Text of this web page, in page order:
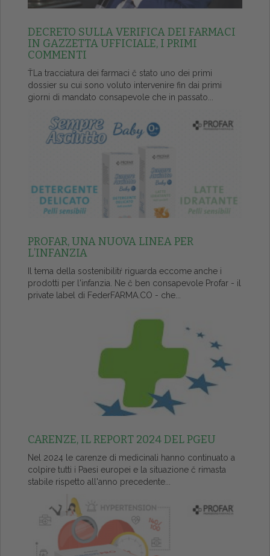
DECRETO SULLA VERIFICA DEI FARMACI
IN GAZZETTA UFFICIALE, I PRIMI
COMMENTI
ŤLa tracciatura dei farmaci č stato uno dei primi
dossier su cui sono voluto intervenire fin dai primi
giorni di mandato consapevole che in passato...
PROFAR, UNA NUOVA LINEA PER
L’INFANZIA
Il tema della sostenibilitŕ riguarda eccome anche i
prodotti per l'infanzia. Ne č ben consapevole Profar - il
private label di FederFARMA.CO - che...
CARENZE, IL REPORT 2024 DEL PGEU
Nel 2024 le carenze di medicinali hanno continuato a
colpire tutti i Paesi europei e la situazione č rimasta
stabile rispetto all'anno precedente...